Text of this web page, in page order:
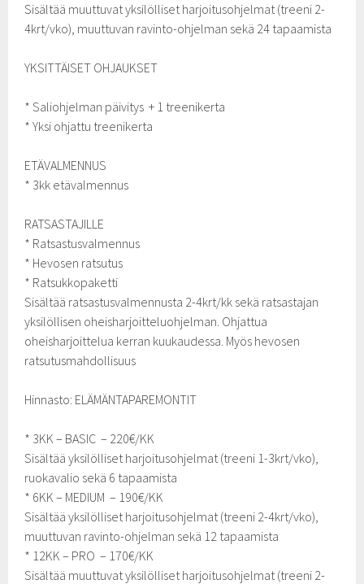
Sisältää muuttuvat yksilölliset harjoitusohjelmat (treeni 2-
4krt/vko), muuttuvan ravinto-ohjelman sekä 24 tapaamista
YKSITTÄISET OHJAUKSET
* Saliohjelman päivitys + 1 treenikerta
* Yksi ohjattu treenikerta
ETÄVALMENNUS
* 3kk etävalmennus
RATSASTAJILLE
* Ratsastusvalmennus
* Hevosen ratsutus
* Ratsukkopaketti
Sisältää ratsastusvalmennusta 2-4krt/kk sekä ratsastajan
yksilöllisen oheisharjoitteluohjelman. Ohjattua
oheisharjoittelua kerran kuukaudessa. Myös hevosen
ratsutusmahdollisuus
Hinnasto: ELÄMÄNTAPAREMONTIT
* 3KK – BASIC – 220€/KK
Sisältää yksilölliset harjoitusohjelmat (treeni 1-3krt/vko),
ruokavalio sekä 6 tapaamista
* 6KK – MEDIUM – 190€/KK
Sisältää yksilölliset harjoitusohjelmat (treeni 2-4krt/vko),
muuttuvan ravinto-ohjelman sekä 12 tapaamista
* 12KK – PRO – 170€/KK
Sisältää muuttuvat yksilölliset harjoitusohjelmat (treeni 2-